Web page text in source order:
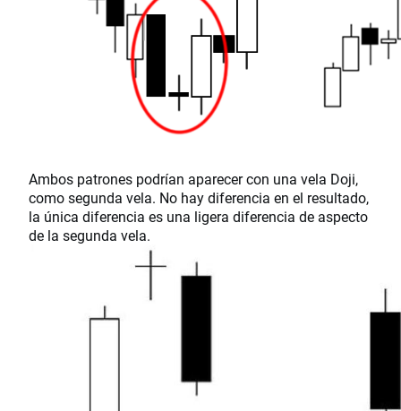
Ambos patrones podrían aparecer con una vela Doji,
como segunda vela. No hay diferencia en el resultado,
la única diferencia es una ligera diferencia de aspecto
de la segunda vela.